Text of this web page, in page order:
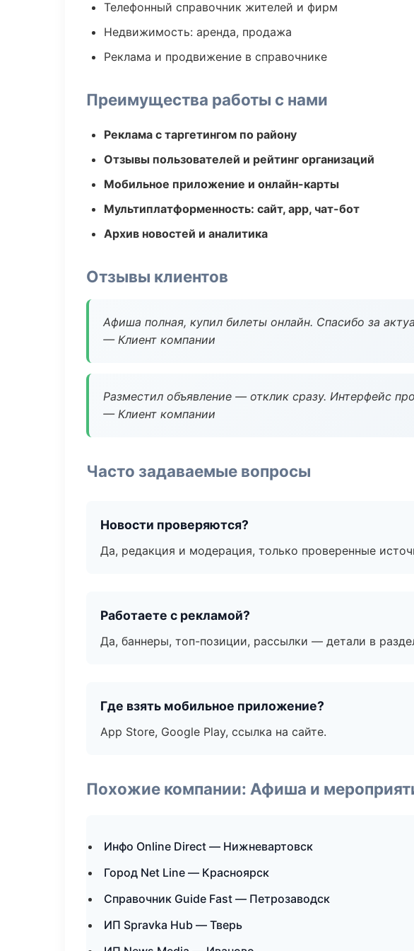
Телефонный справочник жителей и фирм
Недвижимость: аренда, продажа
Реклама и продвижение в справочнике
Преимущества работы с нами
Реклама с таргетингом по району
Отзывы пользователей и рейтинг организаций
Мобильное приложение и онлайн-карты
Мультиплатформенность: сайт, app, чат-бот
Архив новостей и аналитика
Отзывы клиентов
Афиша полная, купил билеты онлайн. Спасибо за
— Клиент компании
Разместил объявление — отклик сразу. Интерфейс
— Клиент компании
Часто задаваемые вопросы
Новости проверяются?
Да, редакция и модерация, только проверенные
Работаете с рекламой?
Да, баннеры, топ-позиции, рассылки — детали в
Где взять мобильное приложение?
App Store, Google Play, ссылка на сайте.
Похожие компании: Афиша и
Инфо Online Direct — Нижневартовск
Город Net Line — Красноярск
Справочник Guide Fast — Петрозаводск
ИП Spravka Hub — Тверь